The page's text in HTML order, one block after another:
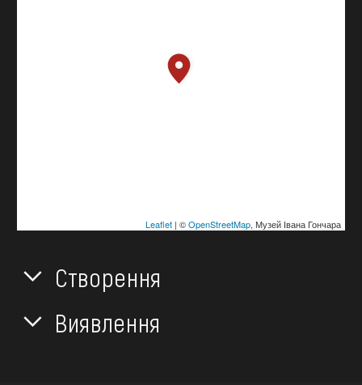
Leaflet| ©OpenStreetMap, Музей Івана Гончара
Створення
Виявлення